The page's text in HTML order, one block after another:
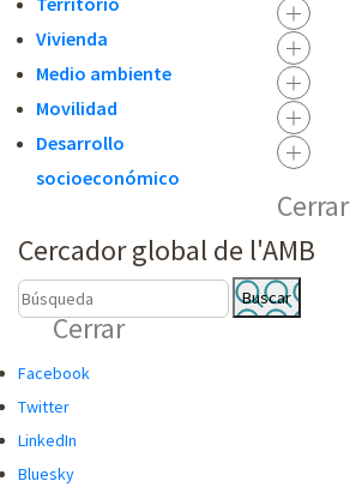
Vivienda
Medio ambiente
Movilidad
Desarrollo
socioeconómico
Cerrar
Cercador global de l'AMB
B
B
Cerrar
Facebook
Twitter
LinkedIn
Bluesky